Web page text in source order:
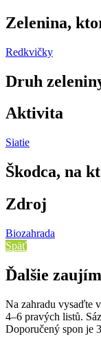
Zelenina,
Redkvičky
Druh
Aktivita
Siatie
Škodca, na
Zdroj
Biozahrada
Späť
Ďalšie
Na zahradu vysaďte
4–6 pravých listů.
Doporučený spon je